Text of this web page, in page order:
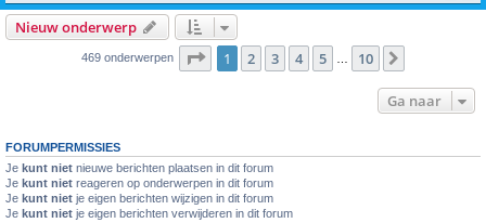
Nieuw onderwerp
469 onderwerpen Pagina van 10
1 2 3 4 5 10
Ga naar
FORUMPERMISSIES
Je kunt niet nieuwe berichten plaatsen in dit forum
Je kunt niet reageren op onderwerpen in dit forum
Je kunt niet je eigen berichten wijzigen in dit forum
Je kunt niet je eigen berichten verwijderen in dit forum